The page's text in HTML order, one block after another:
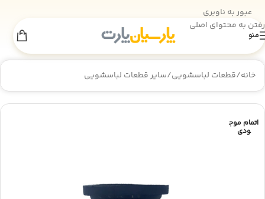
عبور به ناوبری
رفتن به محتوای اصلی
اطلاعیه انبارگردانی
به‌دلیل انجام عملیات انبارگردانی، فروش سایت
تا 18 مرداد
×
منو
خانه/قطعات لباسشویی/سایر قطعات لباسشویی
اتمام موج
ودی